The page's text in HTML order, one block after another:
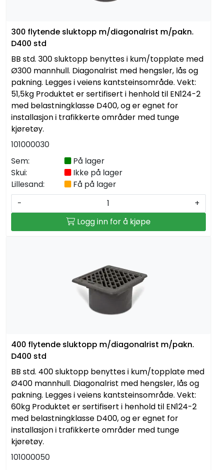
300 flytende sluktopp m/diagonalrist m/pakn.
D400 std
BB std. 300 sluktopp benyttes i kum/topplate med
Ø300 mannhull. Diagonalrist med hengsler, lås og
pakning. Legges i veiens kantsteinsområde. Vekt:
51,5kg Produktet er sertifisert i henhold til EN124-2
med belastningklasse D400, og er egnet for
installasjon i trafikkerte områder med tunge
kjøretøy.
101000030
Sem:
På lager
Skui:
Ikke på lager
Lillesand:
Få på lager
-
+
Logg inn for å kjøpe
400 flytende sluktopp m/diagonalrist m/pakn.
D400 std
BB std. 400 sluktopp benyttes i kum/topplate med
Ø400 mannhull. Diagonalrist med hengsler, lås og
pakning. Legges i veiens kantsteinsområde. Vekt:
60kg Produktet er sertifisert i henhold til EN124-2
med belastningklasse D400, og er egnet for
installasjon i trafikkerte områder med tunge
kjøretøy.
101000050